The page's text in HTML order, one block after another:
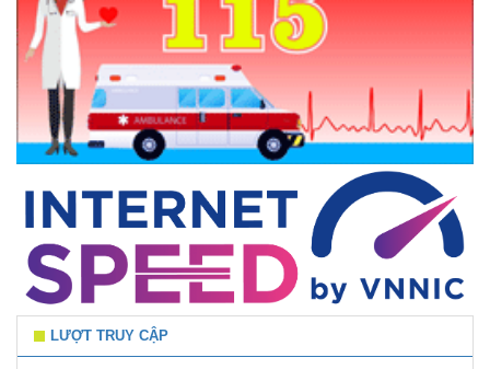
LƯỢT TRUY CẬP